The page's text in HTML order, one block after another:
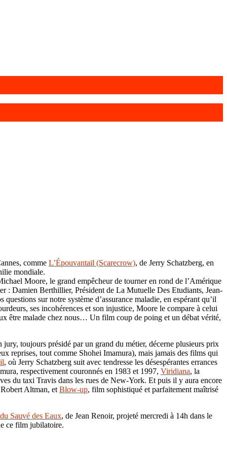
comme L’Épouvantail (Scarecrow), de Jerry Schatzberg, en
mondiale.
Moore, le grand empêcheur de tourner en rond de l’Amérique
: Damien Berthillier, Président de La Mutuelle Des Etudiants, Jean-
sur notre système d’assurance maladie, en espérant qu’il
ses incohérences et son injustice, Moore le compare à celui
être malade chez nous… Un film coup de poing et un débat vérité,
jury, toujours présidé par un grand du métier, décerne plusieurs prix
reprises, tout comme Shohei Imamura), mais jamais des films qui
, où Jerry Schatzberg suit avec tendresse les désespérantes errances
respectivement couronnés en 1983 et 1997, Viridiana, la
du taxi Travis dans les rues de New-York. Et puis il y aura encore
Altman, et Blow-up, film sophistiqué et parfaitement maîtrisé
Sauvé des Eaux, de Jean Renoir, projeté mercredi à 14h dans le
ce film jubilatoire.